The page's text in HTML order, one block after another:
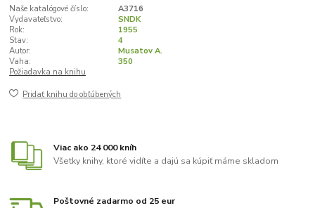
Naše katalógové číslo:
A3716
Vydavateľstvo:
SNDK
Rok:
1955
Stav:
4
Autor:
Musatov A.
Vaha:
350
Požiadavka na knihu
Pridať knihu do obľúbených
Viac ako 24 000 kníh
Všetky knihy, ktoré vidíte a dajú sa kúpiť máme skladom
Poštovné zadarmo od 25 eur